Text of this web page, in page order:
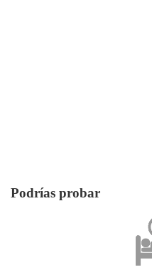
Podrías probar